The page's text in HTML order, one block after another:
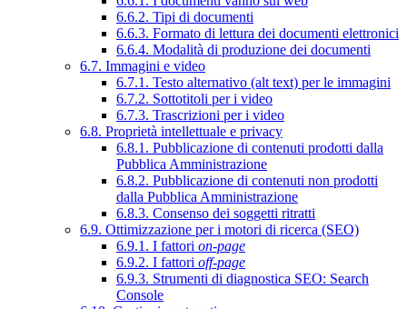
6.6.2. Tipi di documenti
6.6.3. Formato di lettura dei documenti elettronici
6.6.4. Modalità di produzione dei documenti
6.7. Immagini e video
6.7.1. Testo alternativo (alt text) per le immagini
6.7.2. Sottotitoli per i video
6.7.3. Trascrizioni per i video
6.8. Proprietà intellettuale e privacy
6.8.1. Pubblicazione di contenuti prodotti dalla
Pubblica Amministrazione
6.8.2. Pubblicazione di contenuti non prodotti
dalla Pubblica Amministrazione
6.8.3. Consenso dei soggetti ritratti
6.9. Ottimizzazione per i motori di ricerca (SEO)
6.9.1. I fattori on-page
6.9.2. I fattori off-page
6.9.3. Strumenti di diagnostica SEO: Search
Console